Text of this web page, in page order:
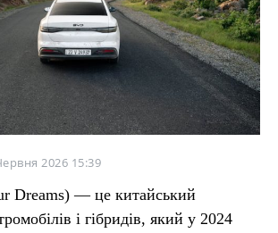
2026 15:39
Dreams) — це китайський
і гібридів, який у 2024